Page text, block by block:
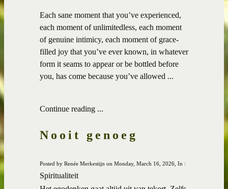
Each sane moment that you’ve experienced,
each moment of unlimitedless, each moment
of genuine intimicy, each moment of grace-
filled joy that you’ve ever known, in whatever
form it seams to appear or be bottled before
you, has come because you’ve allowed ...
Continue reading ...
Nooit genoeg
Posted by Renée Merkestijn on Monday, March 16, 2026, In :
Spiritualiteit